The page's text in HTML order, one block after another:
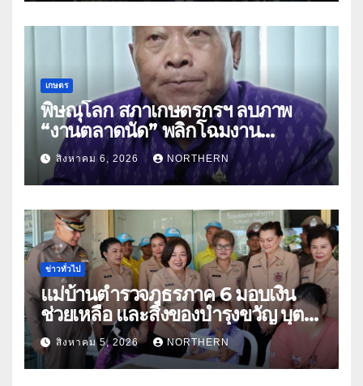
เกษตร
พิษณุโลก สภาเกษตรกรฯ ลบภาพ
“งานตลาดนัด” พลิกโฉมงาน
“เกษตรรุ่งเรืองเมืองสองแคว 69” มุ่ง
ประโยชน์เกษตรกร ดึงนวัตกรรม-จับ
คู่ธุรกิจดันสินค้าเกษตรสู่สากล (คลิป)
สิงหาคม 6, 2026 NORTHERN
ข่าวทั่วไป
แม่บ้านตำรวจภูธรภาค 6 มอบเงิน
ช่วยเหลือ และสิ่งของบำรุงขวัญ บุตร-
ธิดา ข้าราชการตำรวจจังหวัด
อุทัยธานี
สิงหาคม 5, 2026 NORTHERN